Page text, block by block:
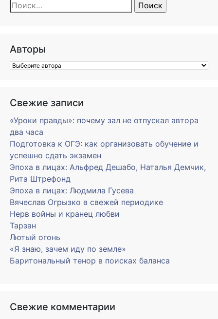
Найти:
Авторы
Свежие записи
«Уроки правды»: почему зал не отпускал автора
два часа
Подготовка к ОГЭ: как организовать обучение и
успешно сдать экзамен
Эпоха в лицах: Альфред Дешабо, Наталья Демчик,
Рита Штрефонд
Эпоха в лицах: Людмила Гусева
Вячеслав Огрызко в свежей периодике
Нерв войны и кранец любви
Тарзан
Лютый огонь
«Я знаю, зачем иду по земле»
Баритональный тенор в поисках баланса
Свежие комментарии